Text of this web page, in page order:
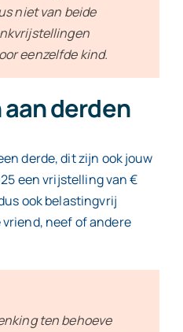
niet van beide
eenzelfde kind.
derden
derde, dit zijn ook jouw
een vrijstelling van €
ook belastingvrij
neef of andere
ten behoeve